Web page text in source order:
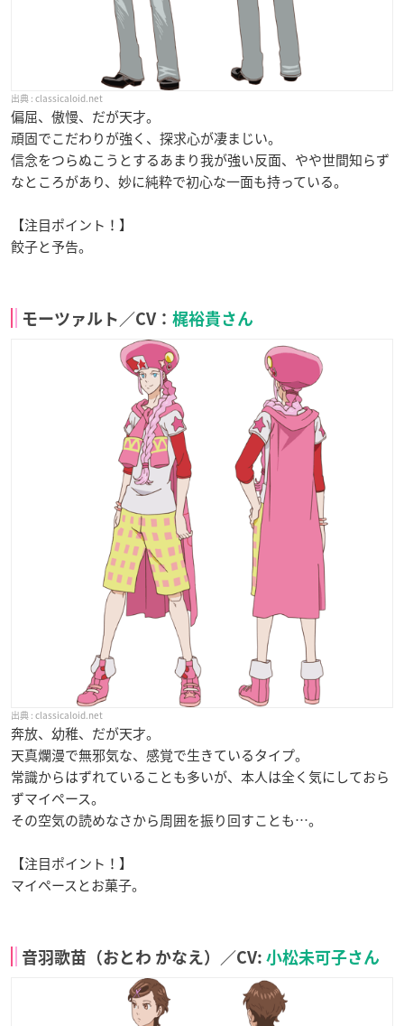
classicaloid.net
偏屈、傲慢、だが天才。
頑固でこだわりが強く、探求心が凄まじい。
信念をつらぬこうとするあまり我が強い反面、やや世間知らず
なところがあり、妙に純粋で初心な一面も持っている。
【注目ポイント！】
餃子と予告。
モーツァルト／CV： 梶裕貴さん
classicaloid.net
奔放、幼稚、だが天才。
天真爛漫で無邪気な、感覚で生きているタイプ。
常識からはずれていることも多いが、本人は全く気にしておら
ずマイペース。
その空気の読めなさから周囲を振り回すことも…。
【注目ポイント！】
マイペースとお菓子。
音羽歌苗（おとわ かなえ）／CV: 小松未可子さん